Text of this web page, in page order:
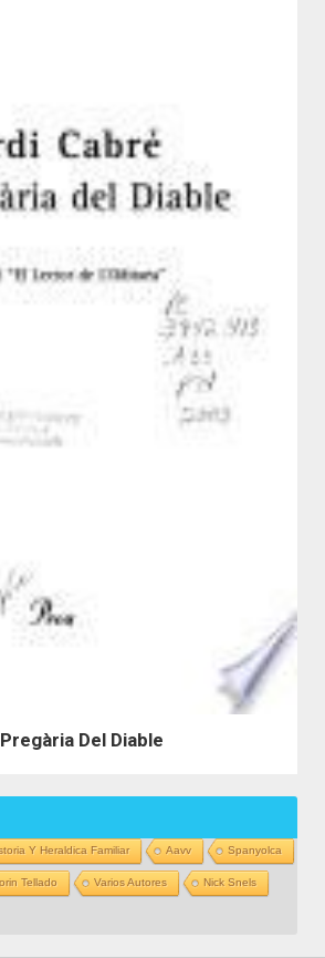
Del Diable
Y Heraldica Familiar Aavv Spanyolca
Tellado Varios Autores Nick Snels